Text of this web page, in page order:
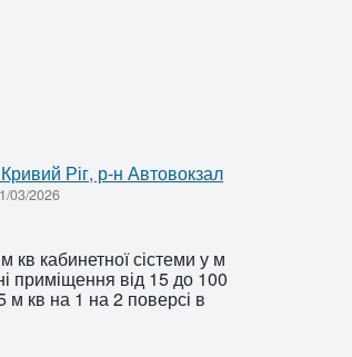
Ріг, р-н Автовокзал
03/2026
кабинетної сістеми у м
приміщення від 15 до 100
м кв на 1 на 2 поверсі в